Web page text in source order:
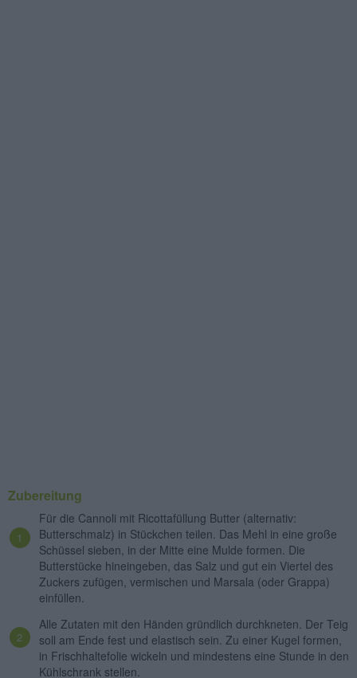
Zubereitung
Für die Cannoli mit Ricottafüllung Butter (alternativ:
Butterschmalz) in Stückchen teilen. Das Mehl in eine große
Schüssel sieben, in der Mitte eine Mulde formen. Die
Butterstücke hineingeben, das Salz und gut ein Viertel des
Zuckers zufügen, vermischen und Marsala (oder Grappa)
einfüllen.
Alle Zutaten mit den Händen gründlich durchkneten. Der Teig
soll am Ende fest und elastisch sein. Zu einer Kugel formen,
in Frischhaltefolie wickeln und mindestens eine Stunde in den
Kühlschrank stellen.